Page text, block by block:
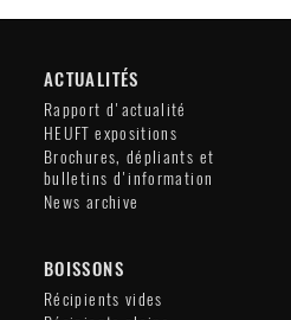
ACTUALITÉS
Rapport d'actualité
HEUFT expositions
Brochures, dépliants et
bulletins d'information
News archive
BOISSONS
Récipients vides